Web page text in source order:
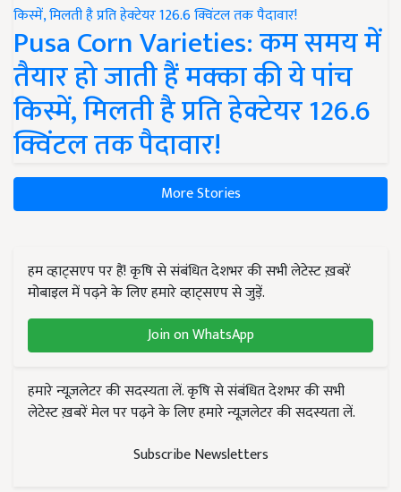
Pusa Corn Varieties: कम समय में
तैयार हो जाती हैं मक्का की ये पांच
किस्में, मिलती है प्रति हेक्टेयर 126.6
क्विंटल तक पैदावार!
More Stories
हम व्हाट्सएप पर हैं! कृषि से संबंधित देशभर की सभी लेटेस्ट ख़बरें
मोबाइल में पढ़ने के लिए हमारे व्हाट्सएप से जुड़ें.
Join on WhatsApp
हमारे न्यूज़लेटर की सदस्यता लें. कृषि से संबंधित देशभर की सभी
लेटेस्ट ख़बरें मेल पर पढ़ने के लिए हमारे न्यूज़लेटर की सदस्यता लें.
Subscribe Newsletters